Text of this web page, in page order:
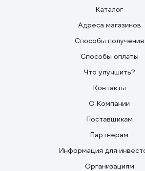
Каталог
Адреса магазинов
Способы получения
Способы оплаты
Что улучшить?
Контакты
О Компании
Поставщикам
Партнерам
Информация для
Организациям